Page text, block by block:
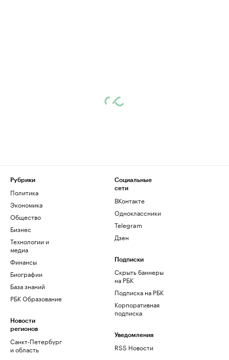
Рубрики
Политика
Экономика
Общество
Бизнес
Технологии и
медиа
Финансы
Биографии
База знаний
РБК Образование
Новости
регионов
Санкт-Петербург
и область
Социальные
сети
ВКонтакте
Одноклассники
Telegram
Дзен
Подписки
Скрыть баннеры
на РБК
Подписка на РБК
Корпоративная
подписка
Уведомления
RSS Новости